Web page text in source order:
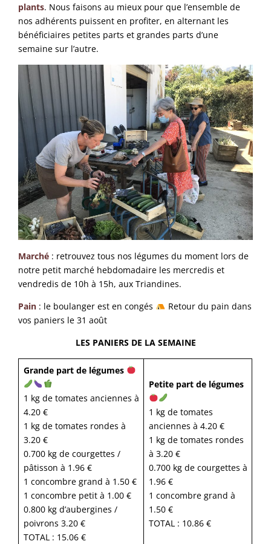
plants. Nous faisons au mieux pour que l’ensemble de
nos adhérents puissent en profiter, en alternant les
bénéficiaires petites parts et grandes parts d’une
semaine sur l’autre.
Marché : retrouvez tous nos légumes du moment lors de
notre petit marché hebdomadaire les mercredis et
vendredis de 10h à 15h, aux Triandines.
Pain : le boulanger est en congés
Retour du pain dans
vos paniers le 31 août
LES PANIERS DE LA SEMAINE
Grande part de légumes
1 kg de tomates anciennes à
4.20 €
1 kg de tomates rondes à
3.20 €
0.700 kg de courgettes /
pâtisson à 1.96 €
1 concombre grand à 1.50 €
1 concombre petit à 1.00 €
0.800 kg d’aubergines /
poivrons 3.20 €
TOTAL : 15.06 €
Petite part de légumes
1 kg de tomates
anciennes à 4.20 €
1 kg de tomates rondes
à 3.20 €
0.700 kg de courgettes à
1.96 €
1 concombre grand à
1.50 €
TOTAL : 10.86 €